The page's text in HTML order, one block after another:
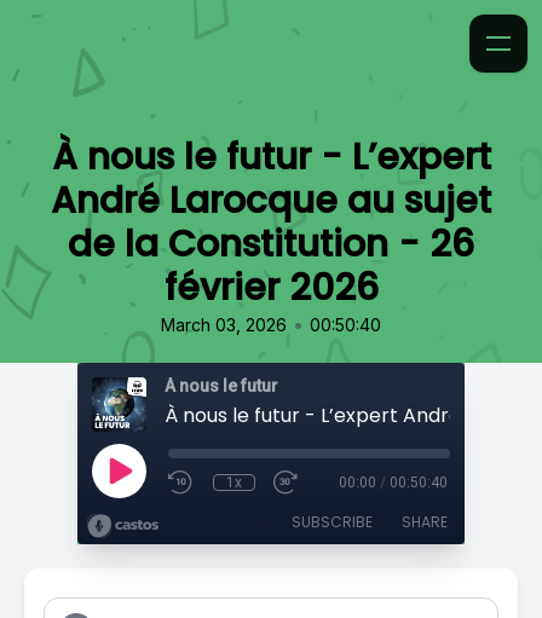
À nous le futur - L’expert
André Larocque au sujet
de la Constitution - 26
février 2026
March 03, 2026 • 00:50:40
À nous le futur
1x 00:00 / 00:50:40
SUBSCRIBE SHARE